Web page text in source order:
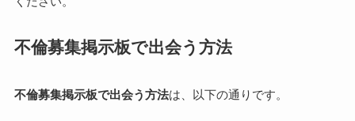
不倫募集掲示板で出会う方法
不倫募集掲示板で出会う方法は、以下の通りです。